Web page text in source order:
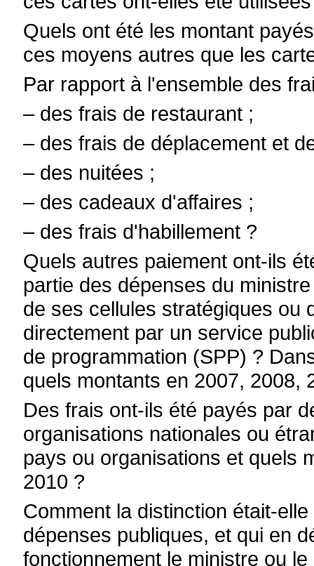
Quels ont été les montant
ces moyens autres que les
Par rapport à l'ensemble des
– des frais de restaurant ;
– des frais de déplacement et
– des nuitées ;
– des cadeaux d'affaires ;
– des frais d'habillement ?
Quels autres paiement ont-ils
partie des dépenses du
de ses cellules stratégiques ou
directement par un service
de programmation (SPP) ?
quels montants en 2007, 2008,
Des frais ont-ils été payés par
organisations nationales ou
pays ou organisations et quels
2010 ?
Comment la distinction était-
dépenses publiques, et qui en
fonctionnement le ministre ou